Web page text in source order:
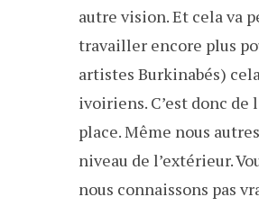
autre vision. Et cela va
travailler encore plus
artistes Burkinabés)
ivoiriens. C’est donc de
place. Même nous
niveau de l’extérieur.
nous connaissons pas